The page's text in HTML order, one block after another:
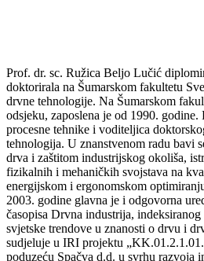
Prof. dr. sc. Ružica Beljo Lučić
doktorirala na Šumarskom fakultetu
drvne tehnologije. Na Šumarskom
odsjeku, zaposlena je od 1990. godine.
procesne tehnike i voditeljica
tehnologija. U znanstvenom radu bavi
drva i zaštitom industrijskog okoliša,
fizikalnih i mehaničkih svojstava na
energijskom i ergonomskom
2003. godine glavna je i odgovorna
časopisa Drvna industrija,
svjetske trendove u znanosti o drvu i
sudjeluje u IRI projektu
poduzeću Spačva d.d. u svrhu razvoja